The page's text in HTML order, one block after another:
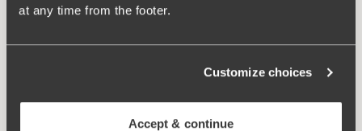
at any time from the footer.
Customize choices
Accept & continue
Produits associés
Comfort midi culotte
Viewing image 1 of 3
Lot de 4 Recycled
Comfort maxi culotte
€43.99